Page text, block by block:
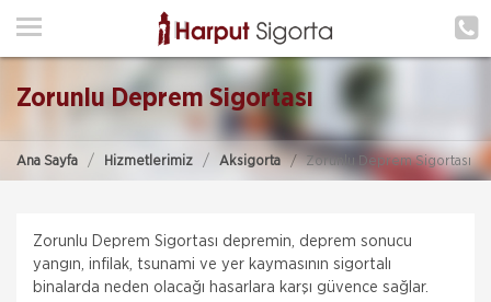
ANA SAYFA
POLIÇE HATIRLAT
ŞUBELERIMIZ
Zorunlu Deprem Sigortası
Ana Sayfa Hizmetlerimiz Aksigorta Zorunlu Deprem Sigortası
Zorunlu Deprem Sigortası depremin, deprem sonucu
yangın, infilak, tsunami ve yer kaymasının sigortalı
binalarda neden olacağı hasarlara karşı güvence sağlar.